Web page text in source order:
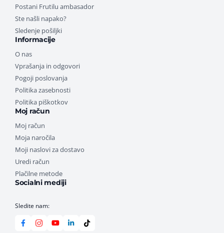
Postani Frutilu ambasador
Ste našli napako?
Sledenje pošiljki
Informacije
O nas
Vprašanja in odgovori
Pogoji poslovanja
Politika zasebnosti
Politika piškotkov
Moj račun
Moj račun
Moja naročila
Moji naslovi za dostavo
Uredi račun
Plačilne metode
Socialni mediji
Sledite nam: